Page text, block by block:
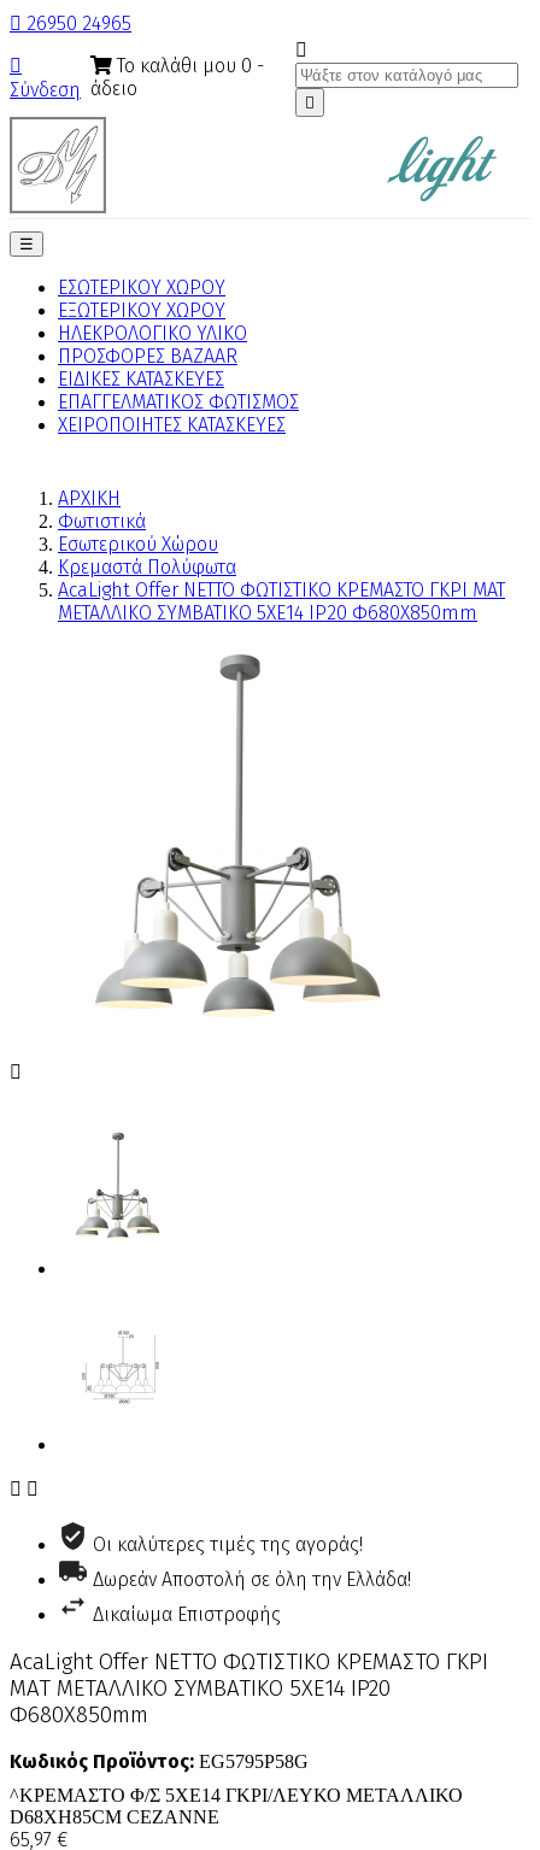
 26950 24965

Σύνδεση
Το καλάθι μου 0 -
άδειο


Toggle
navigation
☰
ΕΣΩΤΕΡΙΚΟΥ ΧΩΡΟΥ
ΕΞΩΤΕΡΙΚΟΥ ΧΩΡΟΥ
ΗΛΕΚΡΟΛΟΓΙΚΟ ΥΛΙΚΟ
ΠΡΟΣΦΟΡΕΣ BAZAAR
ΕΙΔΙΚΕΣ ΚΑΤΑΣΚΕΥΕΣ
ΕΠΑΓΓΕΛΜΑΤΙΚΟΣ ΦΩΤΙΣΜΟΣ
ΧΕΙΡΟΠΟΙΗΤΕΣ ΚΑΤΑΣΚΕΥΕΣ
ΑΡΧΙΚΗ
Φωτιστικά
Εσωτερικού Χώρου
Κρεμαστά Πολύφωτα
AcaLight Offer NETTO ΦΩΤΙΣΤΙΚΟ ΚΡΕΜΑΣΤΟ ΓΚΡΙ ΜΑΤ
ΜΕΤΑΛΛΙΚΟ ΣΥΜΒΑΤΙΚΟ 5ΧΕ14 IP20 Φ680Χ850mm

 
Οι καλύτερες τιμές της αγοράς!
Δωρεάν Αποστολή σε όλη την Ελλάδα!
Δικαίωμα Επιστροφής
AcaLight Offer NETTO ΦΩΤΙΣΤΙΚΟ ΚΡΕΜΑΣΤΟ ΓΚΡΙ
ΜΑΤ ΜΕΤΑΛΛΙΚΟ ΣΥΜΒΑΤΙΚΟ 5ΧΕ14 IP20
Φ680Χ850mm
Κωδικός Προϊόντος: EG5795P58G
^ΚΡΕΜΑΣΤΟ Φ/Σ 5ΧΕ14 ΓΚΡΙ/ΛΕΥΚΟ ΜΕΤΑΛΛΙΚΟ
D68XH85CM CEZANNE
65,97 €